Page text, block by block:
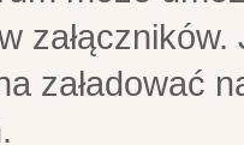
załadować